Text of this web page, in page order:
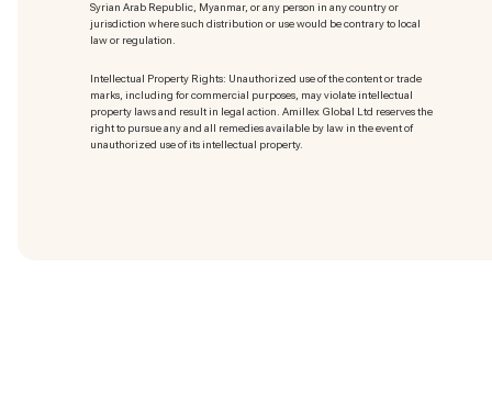
Syrian Arab Republic, Myanmar, or any person in any country or
jurisdiction where such distribution or use would be contrary to local
law or regulation.
Intellectual Property Rights: Unauthorized use of the content or trade
marks, including for commercial purposes, may violate intellectual
property laws and result in legal action. Amillex Global Ltd reserves the
right to pursue any and all remedies available by law in the event of
unauthorized use of its intellectual property.